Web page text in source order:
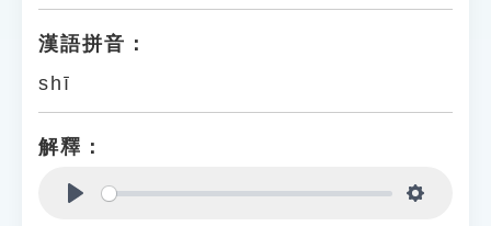
漢語拼音：
shī
解釋：